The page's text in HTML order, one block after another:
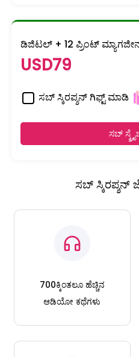
ಡಿಜಿಟಲ್ + 12 ಪ್ರಿಂಟ್
USD79
ಸಬ್ ಸ್ಕಿರಪ್ಶನ್ ಗಿಫ್ಟ್ ಮಾಡಿ
ಸಬ್
ಸಬ್
700ಕ್ಕಿಂತಲೂ ಹೆಚ್ಚಿನ
ಆಡಿಯೋ ಕಥೆಗಳು